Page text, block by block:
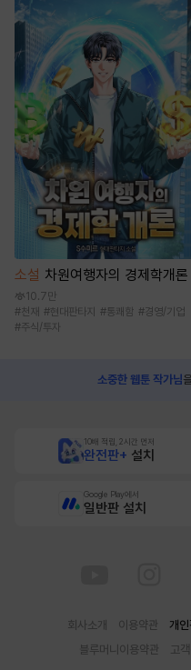
소설 차원여행자의 경제학개론
10.7만
#천재 #현대판타지 #통쾌함 #경영/기업
#주식/투자
소중한 웹툰 작가님
10배 적립, 2시간 먼저
완전판+ 설치
Google Play에서
일반판 설치
회사소개 이용약관 개
블루머니이용약관
고